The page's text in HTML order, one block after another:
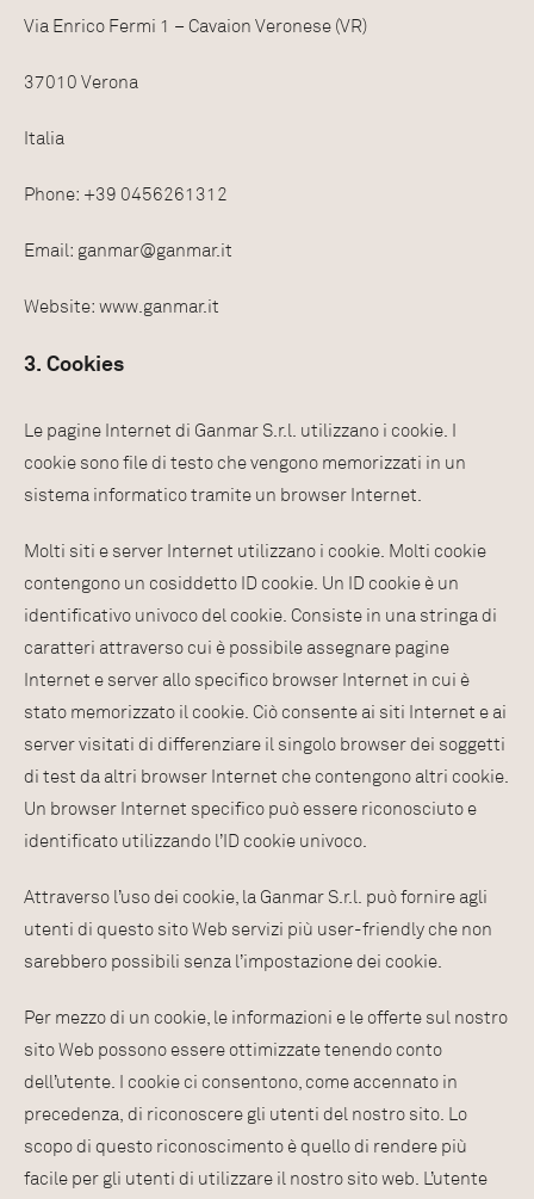
Via Enrico Fermi 1 – Cavaion Veronese (VR)
37010 Verona
Italia
Phone: +39 0456261312
Email: ganmar@ganmar.it
Website: www.ganmar.it
3. Cookies
Le pagine Internet di Ganmar S.r.l. utilizzano i cookie. I
cookie sono file di testo che vengono memorizzati in un
sistema informatico tramite un browser Internet.
Molti siti e server Internet utilizzano i cookie. Molti cookie
contengono un cosiddetto ID cookie. Un ID cookie è un
identificativo univoco del cookie. Consiste in una stringa di
caratteri attraverso cui è possibile assegnare pagine
Internet e server allo specifico browser Internet in cui è
stato memorizzato il cookie. Ciò consente ai siti Internet e ai
server visitati di differenziare il singolo browser dei soggetti
di test da altri browser Internet che contengono altri cookie.
Un browser Internet specifico può essere riconosciuto e
identificato utilizzando l’ID cookie univoco.
Attraverso l’uso dei cookie, la Ganmar S.r.l. può fornire agli
utenti di questo sito Web servizi più user-friendly che non
sarebbero possibili senza l’impostazione dei cookie.
Per mezzo di un cookie, le informazioni e le offerte sul nostro
sito Web possono essere ottimizzate tenendo conto
dell’utente. I cookie ci consentono, come accennato in
precedenza, di riconoscere gli utenti del nostro sito. Lo
scopo di questo riconoscimento è quello di rendere più
facile per gli utenti di utilizzare il nostro sito web. L’utente